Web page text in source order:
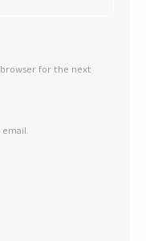
for the next